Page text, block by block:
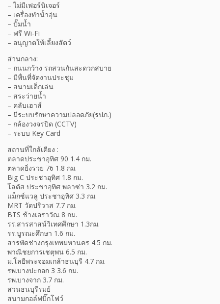
– ไม่มีเฟอร์นิเจอร์
– เครื่องทำน้ำอุ่น
– ปั๊มน้ำ
– ฟรี Wi-Fi
– อนุญาตให้เลี้ยงสัตว์
ส่วนกลาง:
– ถนนกว้าง รถสวนกันสะดวกสบาย
– มีพื่นที่จัดงานประชุม
– สนามเด็กเล่น
– สระว่ายน้ำ
– คลับเฮาส์
– มีระบบรักษาความปลอดภัย(รปภ.)
– กล้องวงจรปิด (CCTV)
– ระบบ Key Card
สถานที่ใกล้เคียง :
ตลาดประชาอุทิศ 90 1.4 กม.
ตลาดยิ่งรวย 76 1.8 กม.
Big C ประชาอุทิศ 1.8 กม.
โลตัส ประชาอุทิศ พลาซ่า 3.2 กม.
แม็กซ์แวลู ประชาอุทิศ 3.3 กม.
MRT วัดปริวาส 7.7 กม.
BTS ช้างเอราวัณ 8 กม.
รร.สารสาสน์วิเทศศึกษา 1.3กม.
รร.บูรณะศึกษา 1.6 กม.
สารพัดช่างกรุงเทพมหานคร 4.5 กม.
พาณิชยการเชตุพน 6.5 กม.
ม.โลยีพระจอมเกล้าธนบุรี 4.7 กม.
รพ.บางปะกอก 3 3.6 กม.
รพ.บางจาก 3.7 กม.
สวนธนบุรีรมย์
สนามกอล์ฟบิ๊กโฟว์